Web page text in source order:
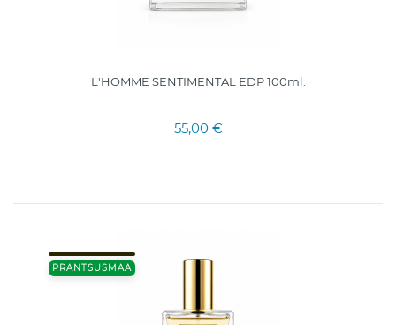
L'HOMME SENTIMENTAL EDP 100ml.
55,00 €
PRANTSUSMAA